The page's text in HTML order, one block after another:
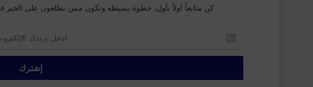
كن متابعاً أولاً بأول، خطوة بسيطة وتكون ممن يطلعون على الخبر
خ
ب